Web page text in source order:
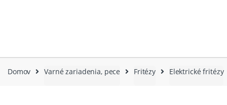
Domov Varné zariadenia, pece Fritézy Elektrické fritézy